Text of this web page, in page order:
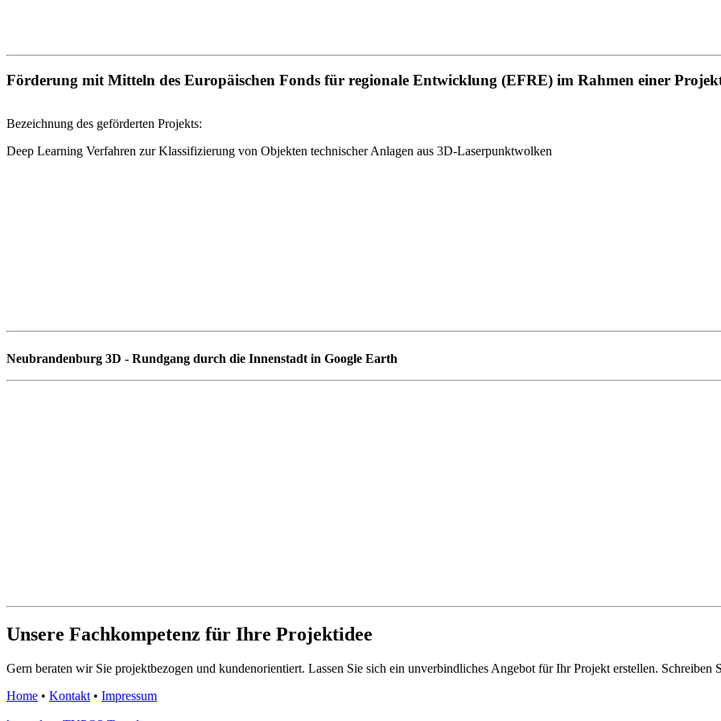
Förderung mit Mitteln des Europäischen Fonds für regionale Entwicklung (EFRE) im Rahmen einer
Bezeichnung des geförderten Projekts:
Deep Learning Verfahren zur Klassifizierung von Objekten technischer Anlagen aus 3D-Laserpunktwolken
Neubrandenburg 3D - Rundgang durch die Innenstadt in Google Earth
Unsere Fachkompetenz für Ihre Projektidee
Gern beraten wir Sie projektbezogen und kundenorientiert. Lassen Sie sich ein unverbindliches Angebot für Ihr Projekt erstellen. Schreiben
Home • Kontakt • Impressum